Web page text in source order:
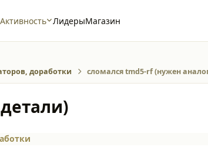
Активность ЛидерыМагазин
доработки сломался tmd5-rf (нужен